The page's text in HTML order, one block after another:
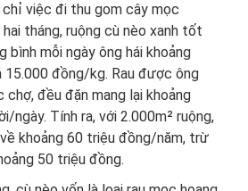
chỉ việc đi thu gom cây mọc
tháng, ruộng cù nèo xanh tốt
bình mỗi ngày ông hái khoảng
15.000 đồng/kg. Rau được ông
đều đặn mang lại khoảng
ngày. Tính ra, với 2.000m² ruộng,
khoảng 60 triệu đồng/năm, trừ
50 triệu đồng.